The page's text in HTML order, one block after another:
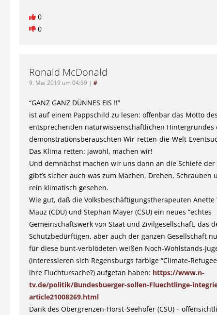
0
0
Ronald McDonald
9. Mai 2019 um 04:59 | #
“GANZ GANZ DÜNNES EIS !!”
ist auf einem Pappschild zu lesen: offenbar das Motto
entsprechenden naturwissenschaftlichen Hintergrundes
demonstrationsberauschten Wir-retten-die-Welt-
Das Klima retten: jawohl, machen wir!
Und demnächst machen wir uns dann an die Schiefe der
gibt’s sicher auch was zum Machen, Drehen, Schrauben
rein klimatisch gesehen.
Wie gut, daß die Volksbeschäftigungstherapeuten
Mauz (CDU) und Stephan Mayer (CSU) ein neues “echtes
Gemeinschaftswerk von Staat und Zivilgesellschaft, das
Schutzbedürftigen, aber auch der ganzen Gesellschaft
für diese bunt-verblödeten weißen Noch-Wohlstands-
(interessieren sich Regensburgs farbige “Climate-
ihre Fluchtursache?) aufgetan haben: https://www.n-
tv.de/politik/Bundesbuerger-sollen-Fluechtlinge-
article21008269.html
Dank des Obergrenzen-Horst-Seehofer (CSU) –